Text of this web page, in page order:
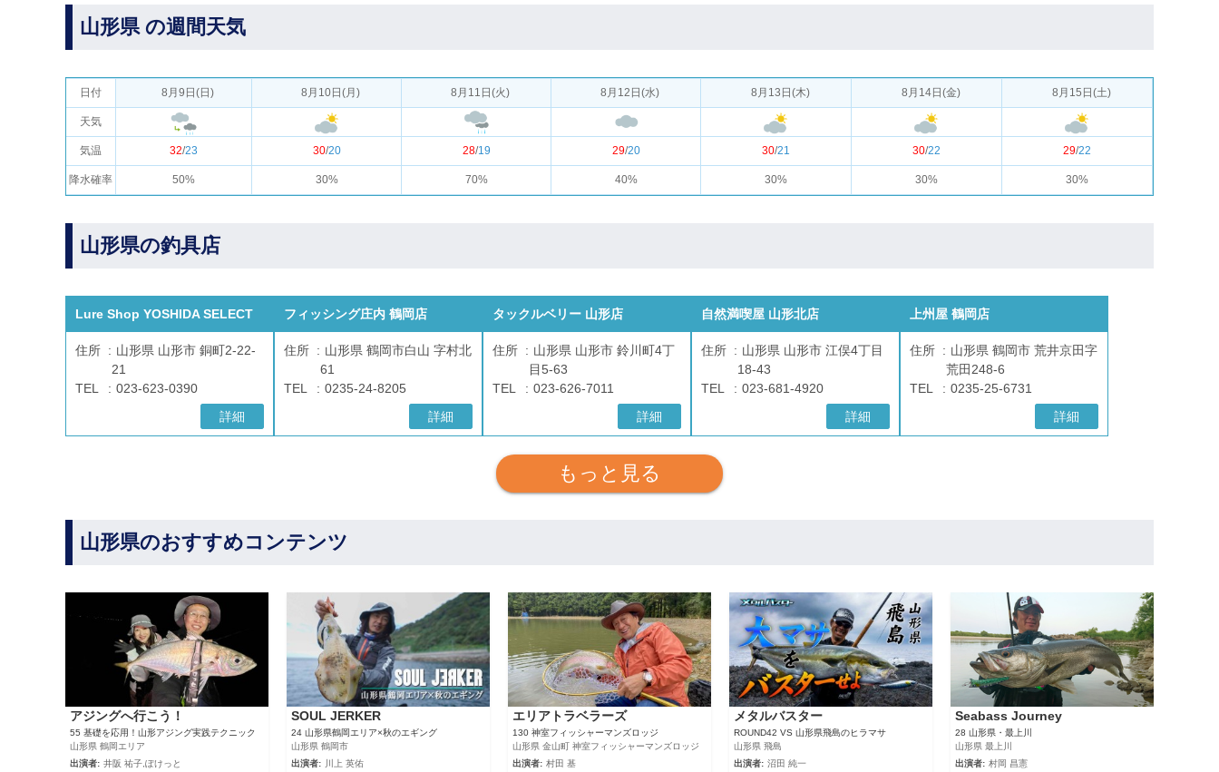
山形県 の週間天気
日付
天気
気温
降水確率
8月9日(日) 8月10日(月) 8月11日(火) 8月12日(水) 8月13日(木) 8月14日(金) 8月15日(土)
32/23 30/20 28/19 29/20 30/21 30/22 29/22
50% 30% 70% 40% 30% 30% 30%
山形県の釣具店
Lure Shop YOSHIDA SELECT
住所
山形県 山形市 銅町2-22-
21
TEL
023-623-0390
詳細
フィッシング庄内 鶴岡店
住所
山形県 鶴岡市白山 字村北
61
TEL
0235-24-8205
詳細
タックルベリー 山形店
住所
山形県 山形市 鈴川町4丁
目5-63
TEL
023-626-7011
詳細
自然満喫屋 山形北店
住所
山形県 山形市 江俣4丁目
18-43
TEL
023-681-4920
詳細
上州屋 鶴岡店
住所
山形県 鶴岡市 荒井京田字
荒田248-6
TEL
0235-25-6731
詳細
もっと見る
山形県のおすすめコンテンツ
アジングへ行こう！
55 基礎を応用！山形アジング実践テクニック
山形県 鶴岡エリア
出演者: 井阪 祐子,ぽけっと
SOUL JERKER
24 山形県鶴岡エリア×秋のエギング
山形県 鶴岡市
出演者:
川上 英佑
エリアトラベラーズ
130 神室フィッシャーマンズロッジ
山形県 金山町 神室フィッシャーマンズロッジ
出演者: 村田 基
メタルバスター
ROUND42 VS 山形県飛島のヒラマサ
山形県 飛島
出演者: 沼田 純一
Seabass Journey
28 山形県・最上川
山形県 最上川
出演者: 村岡 昌憲